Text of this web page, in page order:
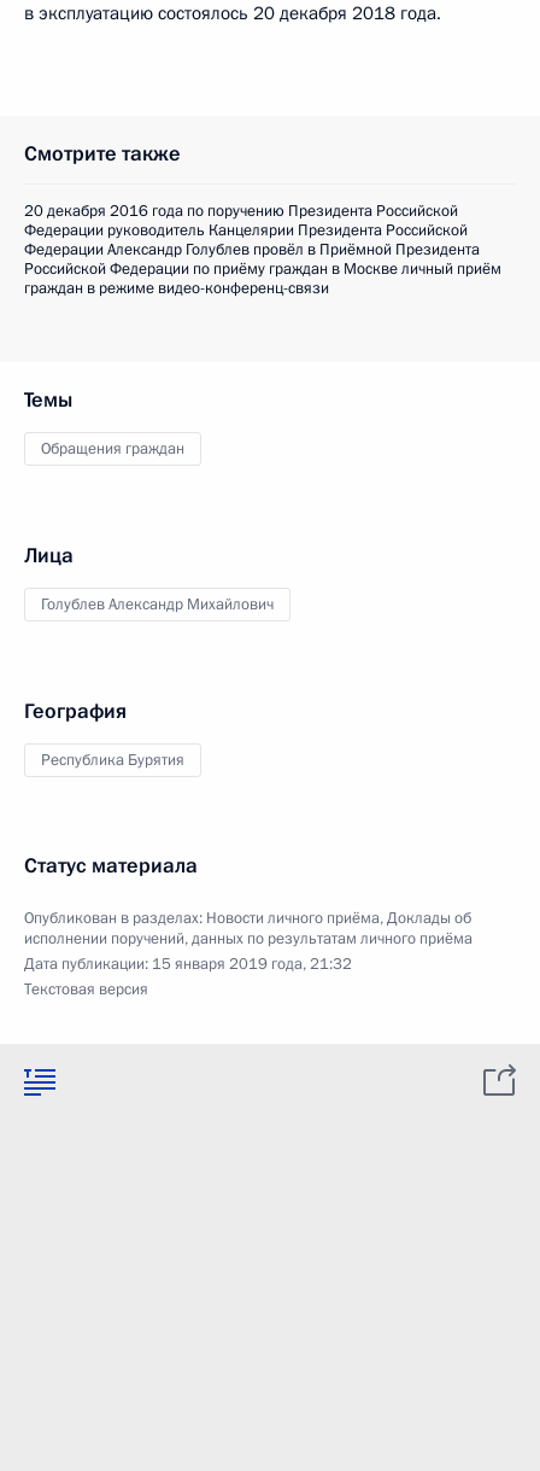
в эксплуатацию состоялось 20 декабря 2018 года.
Смотрите также
20 декабря 2016 года по поручению Президента Российской
Федерации руководитель Канцелярии Президента Российской
Федерации Александр Голублев провёл в Приёмной Президента
Российской Федерации по приёму граждан в Москве личный приём
граждан в режиме видео-конференц-связи
Темы
Обращения граждан
Лица
Голублев Александр Михайлович
География
Республика Бурятия
Статус материала
Опубликован в разделах: Новости личного приёма,Доклады об
исполнении поручений, данных по результатам личного приёма
Дата публикации: 15 января 2019 года, 21:32
Текстовая версия